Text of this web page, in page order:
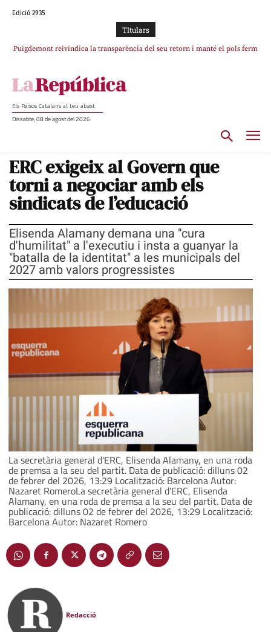
Edició 2935
TItulars
Puigdemont reivindica la transparència del seu retorn i manté el pols ferm
Portugal acusa Espanya de provocar un “efecte crida” massiu per la seva
Els Països Catalans al teu abast
Dissabte, 08 de agost del 2026
ERC exigeix al Govern que
torni a negociar amb els
sindicats de l’educació
Elisenda Alamany demana una "cura
d'humilitat" a l'executiu i insta a guanyar la
"batalla de la identitat" a les municipals del
2027 amb valors progressistes
La secretària general d'ERC, Elisenda Alamany, en una roda
de premsa a la seu del partit. Data de publicació: dilluns 02
de febrer del 2026, 13:29 Localització: Barcelona Autor:
Nazaret RomeroLa secretària general d'ERC, Elisenda
Alamany, en una roda de premsa a la seu del partit. Data de
publicació: dilluns 02 de febrer del 2026, 13:29 Localització:
Barcelona Autor: Nazaret Romero
Redacció